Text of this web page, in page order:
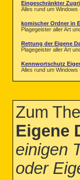
Eingeschränkter
Alles rund um Windows
komischer Ordner in
Plagegeister aller Art
Rettung der Eigene
Plagegeister aller Art
Kennwortschutz
Alles rund um Windows
Zum
Eigene
einigen
oder